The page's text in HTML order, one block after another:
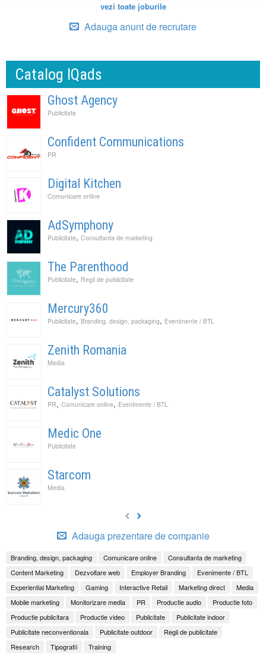
vezi toate joburile
Adauga anunt de recrutare
Catalog IQads
Ghost Agency
Publicitate
Confident Communications
PR
Digital Kitchen
Comunicare online
AdSymphony
Publicitate, Consultanta de marketing
The Parenthood
Publicitate, Regii de publicitate
Mercury360
Publicitate, Branding, design, packaging, Evenimente / BTL
Zenith Romania
Media
Catalyst Solutions
PR, Comunicare online, Evenimente / BTL
Medic One
Publicitate
Starcom
Media
Adauga prezentare de companie
Branding, design, packaging Comunicare online
Consultanta de marketing
Content Marketing
Dezvoltare web Employer Branding
Evenimente / BTL
Experiential Marketing
Gaming Interactive Retail Marketing direct
Media
Mobile marketing
Monitorizare media PR Productie audio
Productie foto
Productie publicitara
Productie video Publicitate
Publicitate indoor
Publicitate neconventionala
Publicitate outdoor
Regii de publicitate
Research
Tipografii Training